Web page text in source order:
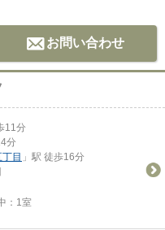
お問い合わせ
11分
分
目 」駅 徒歩16分
： 1室